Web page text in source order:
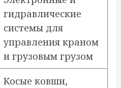
гидравлические
системы для
управления краном
и грузовым грузом
Косые ковши,